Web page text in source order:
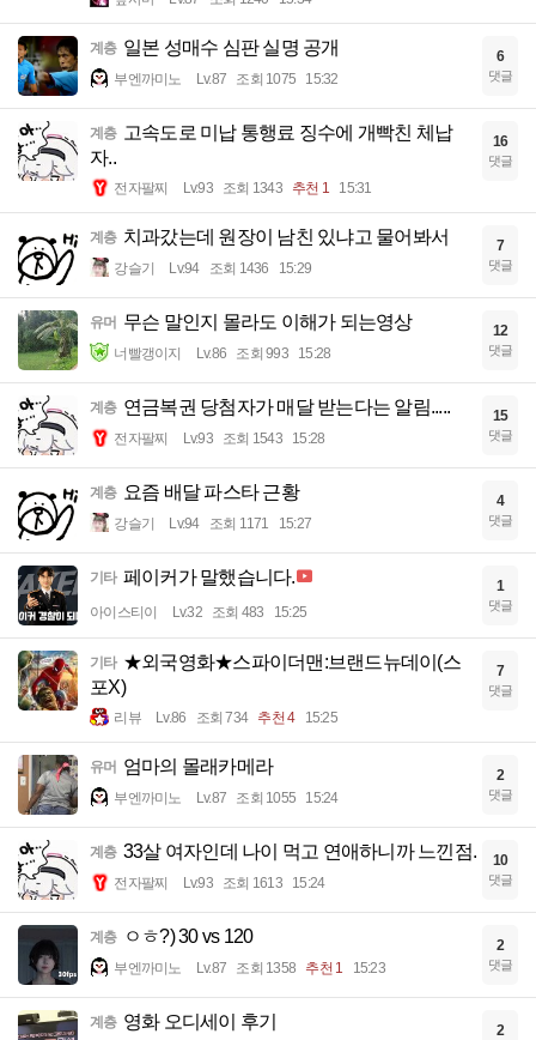
계층 일본 성매수 심판 실명 공개
부엔까미노 Lv.87 조회 1075 15:32
6
댓글
계층 고속도로 미납 통행료 징수에 개빡친 체납
자..
전자팔찌 Lv.93 조회 1343 추천 1 15:31
16
댓글
계층 치과갔는데 원장이 남친 있냐고 물어봐서
강슬기 Lv.94 조회 1436 15:29
7
댓글
유머 무슨 말인지 몰라도 이해가 되는영상
너빨갱이지 Lv.86 조회 993 15:28
12
댓글
계층 연금복권 당첨자가 매달 받는다는 알림.....
전자팔찌 Lv.93 조회 1543 15:28
15
댓글
계층 요즘 배달 파스타 근황
강슬기 Lv.94 조회 1171 15:27
4
댓글
기타 페이커가 말했습니다.
아이스티이 Lv.32 조회 483 15:25
1
댓글
기타 ★외국영화★스파이더맨:브랜드뉴데이(스
포X)
리뷰 Lv.86 조회 734 추천 4 15:25
7
댓글
유머 엄마의 몰래카메라
부엔까미노 Lv.87 조회 1055 15:24
2
댓글
계층 33살 여자인데 나이 먹고 연애하니까 느낀점.
전자팔찌 Lv.93 조회 1613 15:24
10
댓글
계층 ㅇㅎ?) 30 vs 120
부엔까미노 Lv.87 조회 1358 추천 1 15:23
2
댓글
계층 영화 오디세이 후기 2